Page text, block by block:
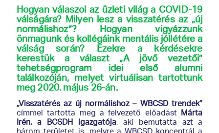
Hogyan válaszol az üzleti világ a COVID-19
válságára? Milyen lesz a visszatérés az „új
normálishoz”? Hogyan vigyázzunk
önmagunk és kollégáink mentális jóllétére a
válság során? Ezekre a kérdésekre
kerestük a választ „A jövő vezetői”
tehetségprogram idei első alumni
találkozóján, melyet virtuálisan tartottunk
meg 2020. május 26-án.
„Visszatérés az új normálishoz – WBCSD trendek”
címmel tartotta meg a felvezető előadást Márta
Irén, a BCSDH igazgatója, aki bemutatta azt a